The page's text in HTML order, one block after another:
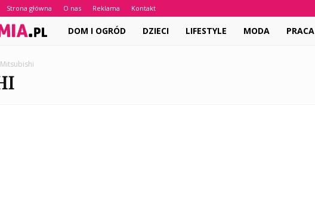
Strona główna O nas Reklama Kontakt
DOM I OGRÓD DZIECI LIFESTYLE MODA PRACA
Mitsubishi